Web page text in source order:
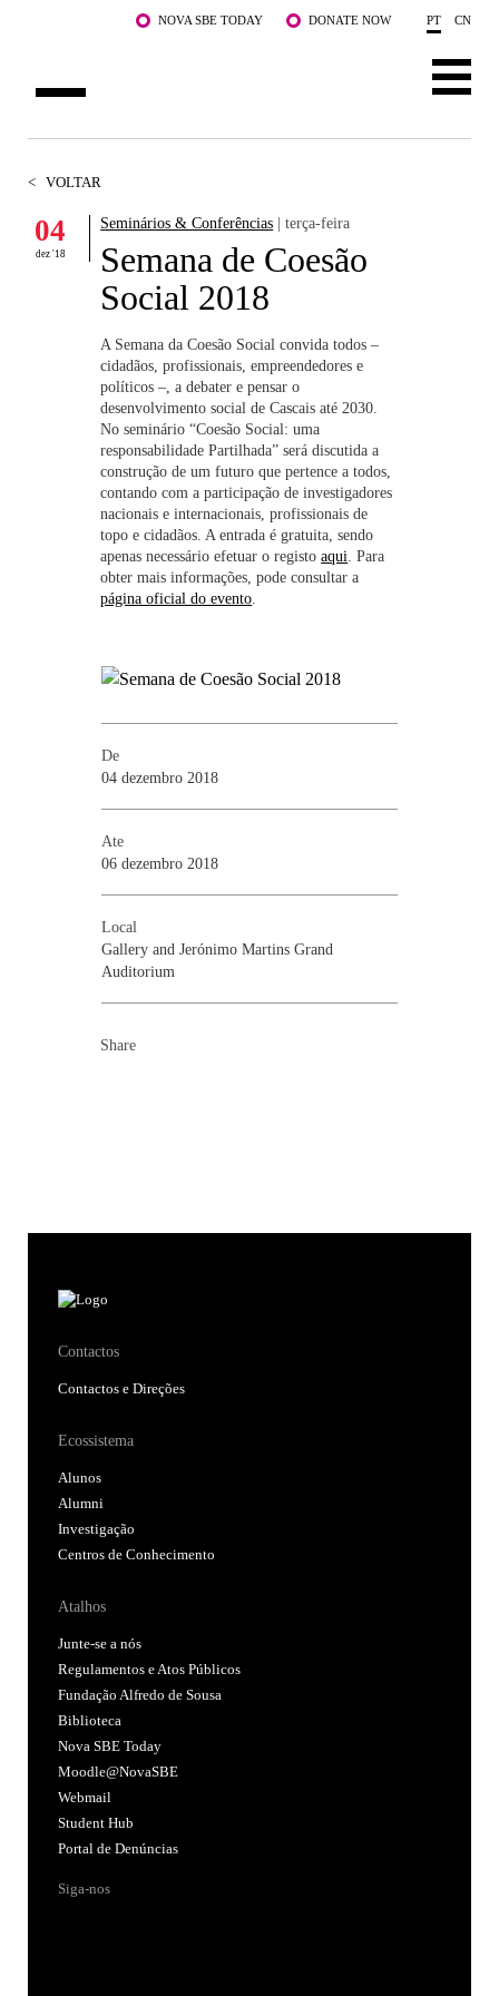
Saltar para o conteúdo principalNOVA SBE TODAY DONATE NOW PT CN
DOCENTES E INVESTIGAÇÃO
COMUNIDADE
LIFE AT NOVA SBE
WHAT'S HAPPENING
< VOLTAR
04
dez '18
Seminários & Conferências | terça-feira
Semana de Coesão
Social 2018
A Semana da Coesão Social convida todos –
cidadãos, profissionais, empreendedores e
políticos –, a debater e pensar o
desenvolvimento social de Cascais até 2030.
No seminário “Coesão Social: uma
responsabilidade Partilhada” será discutida a
construção de um futuro que pertence a todos,
contando com a participação de investigadores
nacionais e internacionais, profissionais de
topo e cidadãos. A entrada é gratuita, sendo
apenas necessário efetuar o registoaqui . Para
obter mais informações, pode consultar a
página oficial do evento
De
04 dezembro 2018
Ate
06 dezembro 2018
Local
Gallery and Jerónimo Martins Grand
Auditorium
Share
Contactos
Contactos e Direções
Ecossistema
Alunos
Alumni
Investigação
Centros de Conhecimento
Atalhos
Junte-se a nós
Regulamentos e Atos Públicos
Fundação Alfredo de Sousa
Biblioteca
Nova SBE Today
Moodle@NovaSBE
Webmail
Student Hub
Portal de Denúncias
Siga-nos